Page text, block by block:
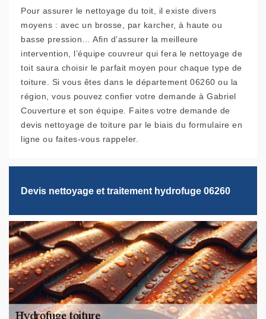
Pour assurer le nettoyage du toit, il existe divers
moyens : avec un brosse, par karcher, à haute ou
basse pression… Afin d’assurer la meilleure
intervention, l’équipe couvreur qui fera le nettoyage de
toit saura choisir le parfait moyen pour chaque type de
toiture. Si vous êtes dans le département 06260 ou la
région, vous pouvez confier votre demande à Gabriel
Couverture et son équipe. Faites votre demande de
devis nettoyage de toiture par le biais du formulaire en
ligne ou faites-vous rappeler.
Devis nettoyage et traitement hydrofuge 06260